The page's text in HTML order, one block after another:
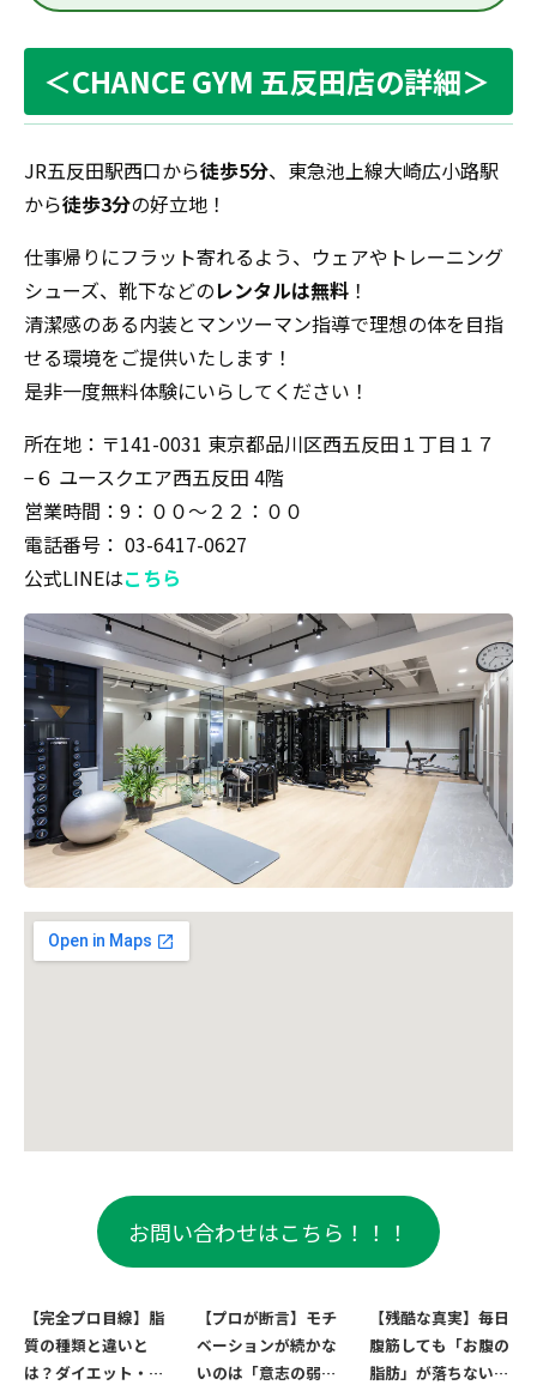
＜CHANCE GYM 五反田店の詳細＞
JR五反田駅西口から徒歩5分、東急池上線大崎広小路駅
から徒歩3分の好立地！
仕事帰りにフラット寄れるよう、ウェアやトレーニング
シューズ、靴下などのレンタルは無料 ！
清潔感のある内装とマンツーマン指導で理想の体を目指
せる環境をご提供いたします！
是非一度無料体験にいらしてください！
所在地：〒141-0031 東京都品川区西五反田１丁目１７
−６ ユースクエア西五反田 4階
営業時間：9：００〜２２：００
電話番号： 03-6417-0627
公式LINEはこちら
お問い合わせはこちら！！！
【完全プロ目線】脂
質の種類と違いと
は？ダイエット・健
【プロが断言】モチ
ベーションが続かな
いのは「意志の弱
【残酷な真実】毎日
腹筋しても「お腹の
脂肪」が落ちない3